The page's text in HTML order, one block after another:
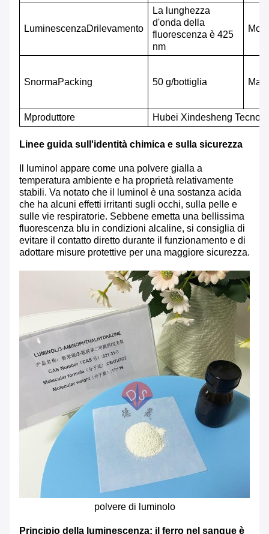
LuminescenzaDrilevamento
La lunghezza
d'onda della
fluorescenza è 425
nm
M
SnormaPacking 50 g/bottiglia
Mproduttore Hubei Xindesheng
Linee guida sull'identità chimica e sulla sicurezza
Il luminol appare come una polvere gialla a
temperatura ambiente e ha proprietà relativamente
stabili. Va notato che il luminol è una sostanza acida
che ha alcuni effetti irritanti sugli occhi, sulla pelle e
sulle vie respiratorie. Sebbene emetta una bellissima
fluorescenza blu in condizioni alcaline, si consiglia di
evitare il contatto diretto durante il funzionamento e di
adottare misure protettive per una maggiore sicurezza.
polvere di luminolo
Principio della luminescenza: il ferro nel sangue è